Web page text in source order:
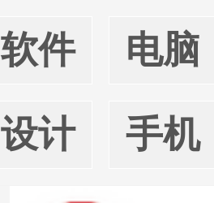
软件 电脑
设计 手机